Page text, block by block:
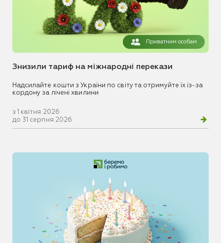
Приватним особам
Знизили тариф на міжнародні перекази
Надсилайте кошти з України по світу та отримуйте їх із-за
кордону за лічені хвилини
з 1 квітня 2026
до 31 серпня 2026